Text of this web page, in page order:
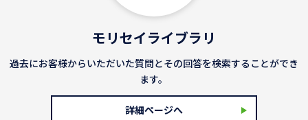
モリセイライブラリ
過去にお客様からいただいた質問とその回答を検索することができ
ます。
詳細ページへ